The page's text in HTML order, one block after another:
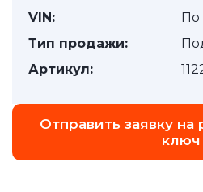
VIN:
По
Тип продажи:
Артикул:
Отправить заявку на
ключ